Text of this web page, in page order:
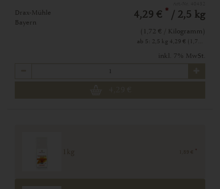
Drax-Mühle
Bayern
4,29 € * / 2,5 kg
(1,72 € / Kilogramm)
ab 5: 2,5 kg 4,29 € (1,72 € / Kilogramm)
inkl. 7% MwSt.
1kg 1,89 € *